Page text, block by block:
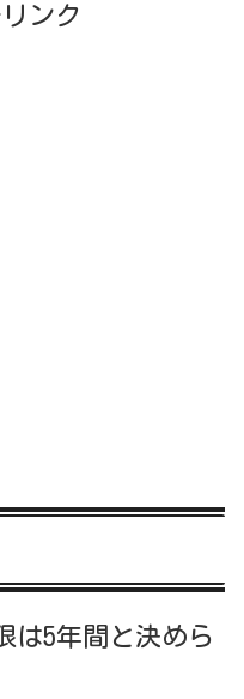
ンク
は5年間と決めら